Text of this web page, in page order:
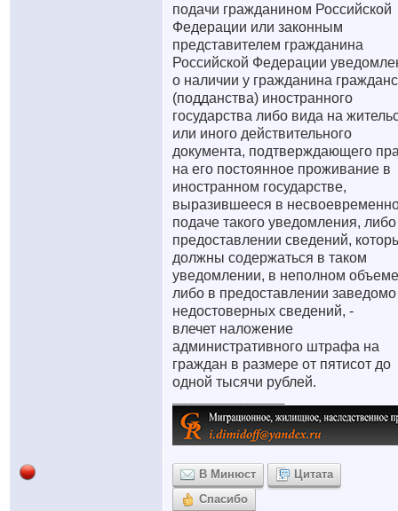
подачи гражданином Российской
Федерации или законным
представителем гражданина
Российской Федерации
о наличии у гражданина
(подданства) иностранного
государства либо вида на
или иного действительного
документа, подтверждающего
на его постоянное проживание в
иностранном государстве,
выразившееся в
подаче такого уведомления,
предоставлении сведений,
должны содержаться в таком
уведомлении, в неполном
либо в предоставлении заведомо
недостоверных сведений, -
влечет наложение
административного штрафа на
граждан в размере от пятисот до
одной тысячи рублей.
В Минюст
Цитата
Спасибо